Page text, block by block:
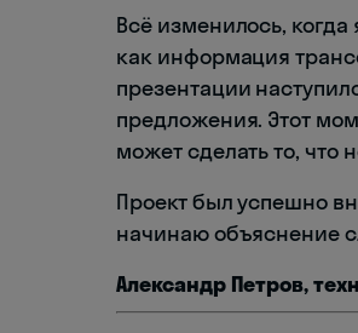
Всё изменилось,
как информация
презентации
предложения. Этот
может сделать то, что
Проект был успешно
начинаю объяснение
Александр Петров,